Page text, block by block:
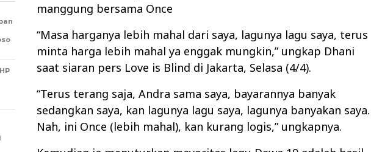
manggung bersama Once
“Masa harganya lebih mahal dari saya, lagunya lagu saya, terus
minta harga lebih mahal ya enggak mungkin,” ungkap Dhani
saat siaran pers Love is Blind di Jakarta, Selasa (4/4).
“Terus terang saja, Andra sama saya, bayarannya banyak
sedangkan saya, kan lagunya lagu saya, lagunya banyakan saya.
Nah, ini Once (lebih mahal), kan kurang logis,” ungkapnya.